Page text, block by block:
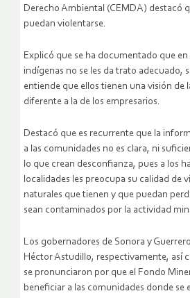
Derecho Ambiental (CEMDA) destacó
puedan violentarse.
Explicó que se ha documentado que
indígenas no se les da trato adecuado,
entiende que ellos tienen una visión de
diferente a la de los empresarios.
Destacó que es recurrente que la
a las comunidades no es clara, ni
lo que crean desconfianza, pues a los
localidades les preocupa su calidad de
naturales que tienen y que puedan
sean contaminados por la actividad
Los gobernadores de Sonora y
Héctor Astudillo, respectivamente, así
se pronunciaron por que el Fondo
beneficiar a las comunidades donde se